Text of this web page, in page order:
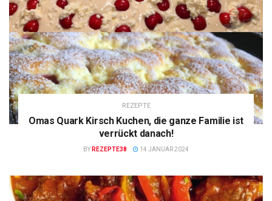
REZEPTE
Omas Quark Kirsch Kuchen, die ganze Familie ist
verrückt danach!
BY REZEPTE38 14 JANUAR 2024